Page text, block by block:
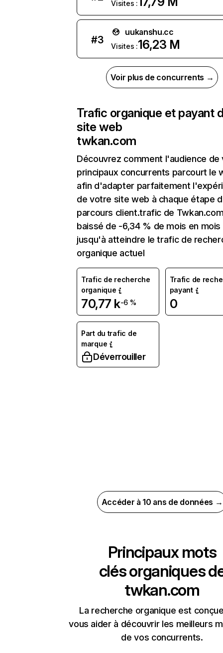
Visites :
#3
uukanshu.cc
Visites :16,23 M
Voir plus de concurrents →
Trafic organique et payant
site web
twkan.com
Découvrez comment l'audience de
principaux concurrents parcourt le
afin d'adapter parfaitement
de votre site web à chaque étape
parcours client.trafic de
baissé de -6,34 % de mois en mois
jusqu'à atteindre le trafic de
organique actuel
Trafic de recherche
organique
70,77 k-6 %
Trafic de
payant
0
Part du trafic de
marque
Déverrouiller
Accéder à 10 ans de données →
Principaux mots
clés organiques
twkan.com
La recherche organique est
vous aider à découvrir les meilleurs
de vos concurrents.